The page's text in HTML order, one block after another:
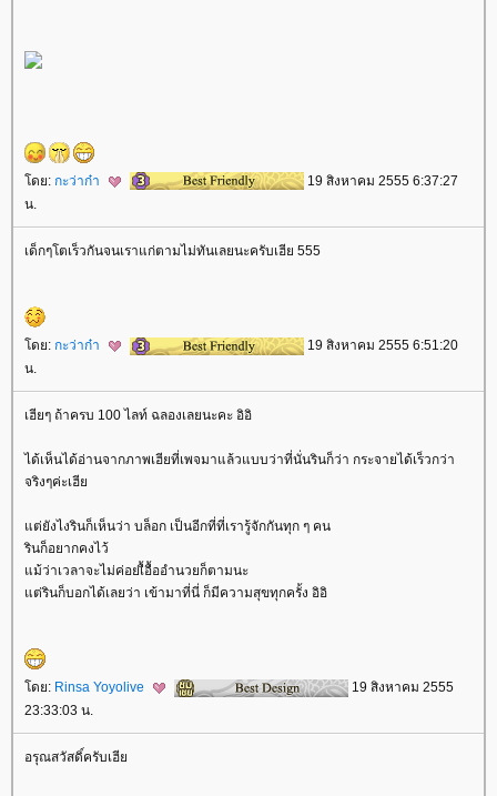
ดย: กะว่าก๋า
19 สิงหาคม 2555 6:37:27
น.
เด็กๆโตเร็วกันจนเราแก่ตามไม่ทันเลยนะครับเฮีย 555
ดย: กะว่าก๋า
19 สิงหาคม 2555 6:51:20
น.
เฮียๆ ถ้าครบ 100 ไลท์ ฉลองเลยนะคะ อิอิ
ได้เห็นได้อ่านจากภาพเฮียที่เพจมาแล้วแบบว่าที่นั่นรินก็ว่า กระจายได้เร็วกว่า
จริงๆค่ะเฮี
ต่ยังไงรินก็เห็นว่า บล็อก เป็นอีกที่ที่เรารู้จักกันทุก ๆ คน
รินก็อยากคงไว้
ม้ว่าเวลาจะไม่ค่อยเื้อื้ออำนวยก็ตามนะ
ต่รินก็บอกได้เลยว่า เข้ามาที่นี่ ก็มีความสุขทุกครั้ง อิอิ
ดย: Rinsa Yoyolive
19 สิงหาคม 2555
23:33:03 น.
อรุณสวัสดิ์ครับเฮี